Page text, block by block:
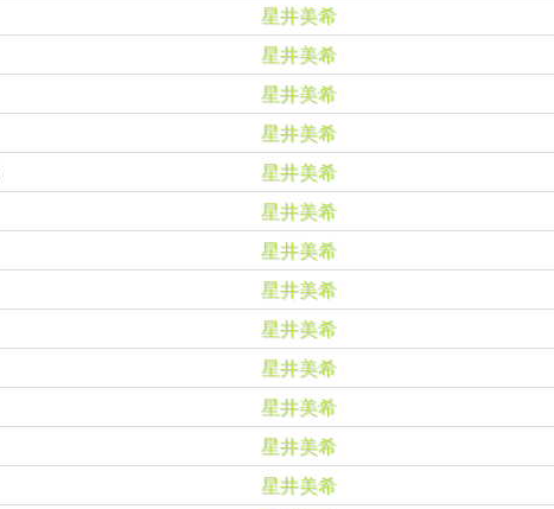
星井美希
星井美希
星井美希
星井美希
星井美希
星井美希
星井美希
星井美希
星井美希
星井美希
星井美希
星井美希
星井美希